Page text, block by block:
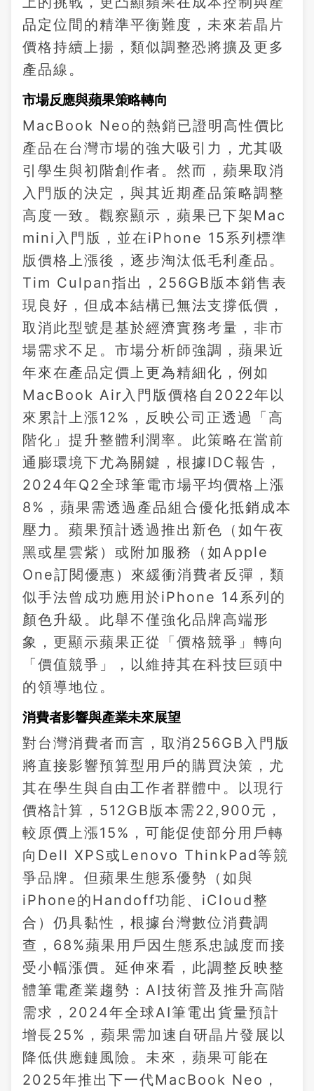
品定位間的精準平衡難度，未來若晶片
價格持續上揚，類似調整恐將擴及更多
產品線。
市場反應與蘋果策略轉向
MacBook Neo的熱銷已證明高性價比
產品在台灣市場的強大吸引力，尤其吸
引學生與初階創作者。然而，蘋果取消
入門版的決定，與其近期產品策略調整
高度一致。觀察顯示，蘋果已下架Mac
mini入門版，並在iPhone 15系列標準
版價格上漲後，逐步淘汰低毛利產品。
Tim Culpan指出，256GB版本銷售表
現良好，但成本結構已無法支撐低價，
取消此型號是基於經濟實務考量，非市
場需求不足。市場分析師強調，蘋果近
年來在產品定價上更為精細化，例如
MacBook Air入門版價格自2022年以
來累計上漲12%，反映公司正透過「高
階化」提升整體利潤率。此策略在當前
通膨環境下尤為關鍵，根據IDC報告，
2024年Q2全球筆電市場平均價格上漲
8%，蘋果需透過產品組合優化抵銷成本
壓力。蘋果預計透過推出新色（如午夜
黑或星雲紫）或附加服務（如Apple
One訂閱優惠）來緩衝消費者反彈，類
似手法曾成功應用於iPhone 14系列的
顏色升級。此舉不僅強化品牌高端形
象，更顯示蘋果正從「價格競爭」轉向
「價值競爭」，以維持其在科技巨頭中
的領導地位。
消費者影響與產業未來展望
對台灣消費者而言，取消256GB入門版
將直接影響預算型用戶的購買決策，尤
其在學生與自由工作者群體中。以現行
價格計算，512GB版本需22,900元，
較原價上漲15%，可能促使部分用戶轉
向Dell XPS或Lenovo ThinkPad等競
爭品牌。但蘋果生態系優勢（如與
iPhone的Handoff功能、iCloud整
合）仍具黏性，根據台灣數位消費調
查，68%蘋果用戶因生態系忠誠度而接
受小幅漲價。延伸來看，此調整反映整
體筆電產業趨勢：AI技術普及推升高階
需求，2024年全球AI筆電出貨量預計
增長25%，蘋果需加速自研晶片發展以
降低供應鏈風險。未來，蘋果可能在
2025年推出下一代MacBook Neo，